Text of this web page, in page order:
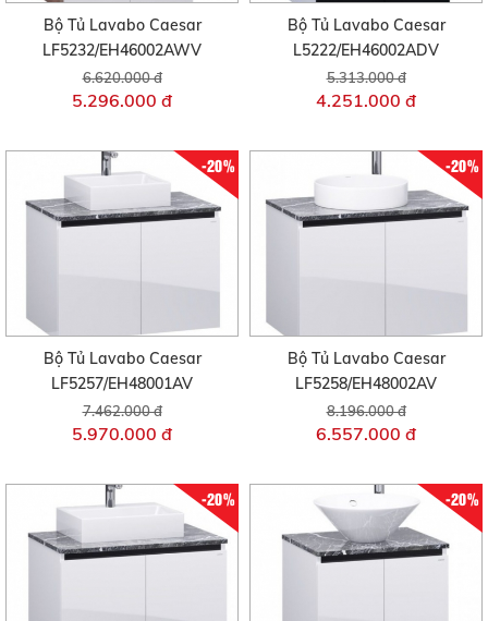
Bộ Tủ Lavabo Caesar
LF5232/EH46002AWV
6.620.000 đ
5.296.000 đ
Bộ Tủ Lavabo Caesar
L5222/EH46002ADV
5.313.000 đ
4.251.000 đ
-20%
Bộ Tủ Lavabo Caesar
LF5257/EH48001AV
7.462.000 đ
5.970.000 đ
-20%
Bộ Tủ Lavabo Caesar
LF5258/EH48002AV
8.196.000 đ
6.557.000 đ
-20% -20%